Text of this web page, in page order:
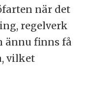
när det
regelverk
ännu finns få
vilket